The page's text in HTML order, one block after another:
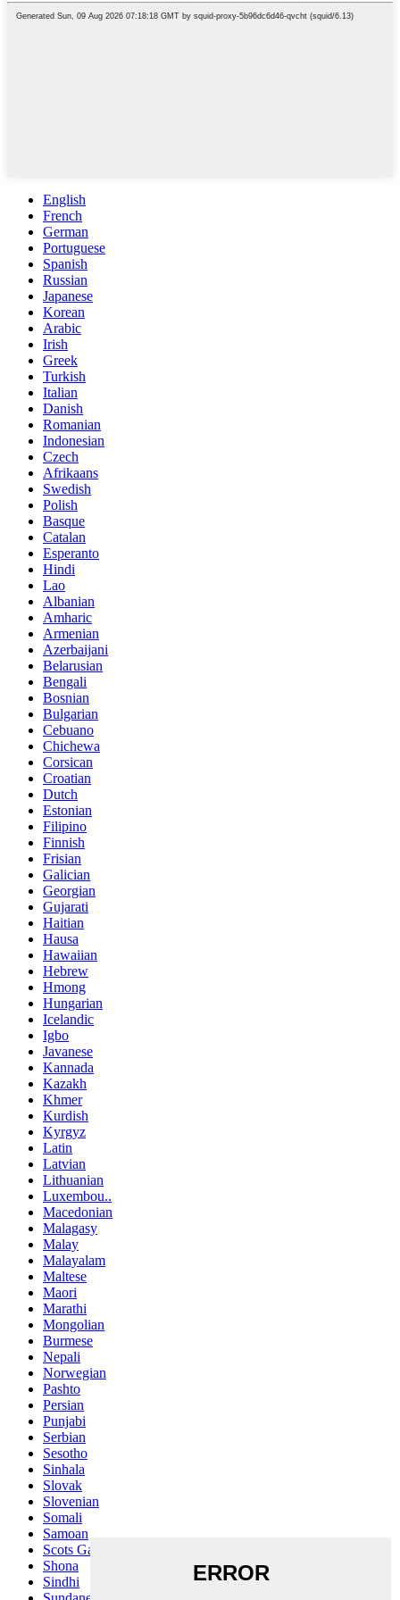
English
French
German
Portuguese
Spanish
Russian
Japanese
Korean
Arabic
Irish
Greek
Turkish
Italian
Danish
Romanian
Indonesian
Czech
Afrikaans
Swedish
Polish
Basque
Catalan
Esperanto
Hindi
Lao
Albanian
Amharic
Armenian
Azerbaijani
Belarusian
Bengali
Bosnian
Bulgarian
Cebuano
Chichewa
Corsican
Croatian
Dutch
Estonian
Filipino
Finnish
Frisian
Galician
Georgian
Gujarati
Haitian
Hausa
Hawaiian
Hebrew
Hmong
Hungarian
Icelandic
Igbo
Javanese
Kannada
Kazakh
Khmer
Kurdish
Kyrgyz
Latin
Latvian
Lithuanian
Luxembou..
Macedonian
Malagasy
Malay
Malayalam
Maltese
Maori
Marathi
Mongolian
Burmese
Nepali
Norwegian
Pashto
Persian
Punjabi
Serbian
Sesotho
Sinhala
Slovak
Slovenian
Somali
Samoan
Scots Gaelic
Shona
Sindhi